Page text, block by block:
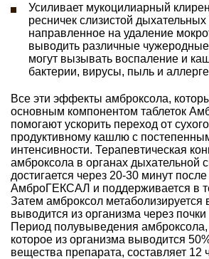
Усиливает мукоцилиарный
ресничек слизистой дыхательных
направленное на удаление
выводить различные
могут вызывать воспаление и
бактерии, вирусы, пыль и
Все эти эффекты амброксола,
основным компонентом таблеток
помогают ускорить переход от
продуктивному кашлю с
интенсивности. Терапевтическая
амброксола в органах дыхательной
достигается через 20-30 минут
АмброГЕКСАЛ и поддерживается в
Затем амброксол метаболизируется
выводится из организма через
Период полувыведения амброксола,
которое из организма выводится
вещества препарата, составляет 12